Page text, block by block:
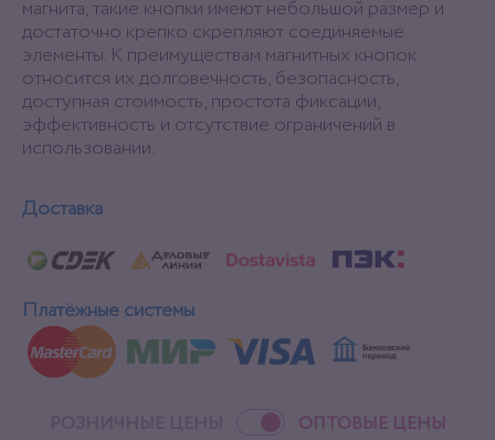
магнита, такие кнопки имеют небольшой размер и
достаточно крепко скрепляют соединяемые
элементы. К преимуществам магнитных кнопок
относится их долговечность, безопасность,
доступная стоимость, простота фиксации,
эффективность и отсутствие ограничений в
использовании.
Доставка
Платёжные системы
ОПТОВЫЕ ЦЕНЫ